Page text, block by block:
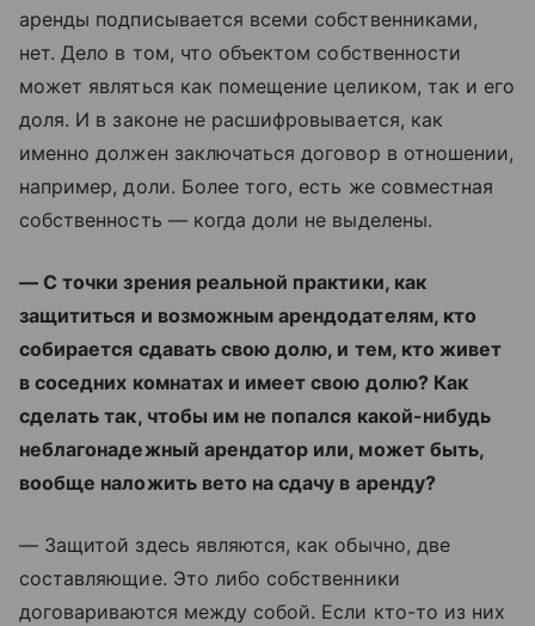
аренды подписывается всеми собственниками,
нет. Дело в том, что объектом собственности
может являться как помещение целиком, так и его
доля. И в законе не расшифровывается, как
именно должен заключаться договор в отношении,
например, доли. Более того, есть же совместная
собственность — когда доли не выделены.
— С точки зрения реальной практики, как
защититься и возможным арендодателям, кто
собирается сдавать свою долю, и тем, кто живет
в соседних комнатах и имеет свою долю? Как
сделать так, чтобы им не попался какой-нибудь
неблагонадежный арендатор или, может быть,
вообще наложить вето на сдачу в аренду?
— Защитой здесь являются, как обычно, две
составляющие. Это либо собственники
договариваются между собой. Если кто-то из них